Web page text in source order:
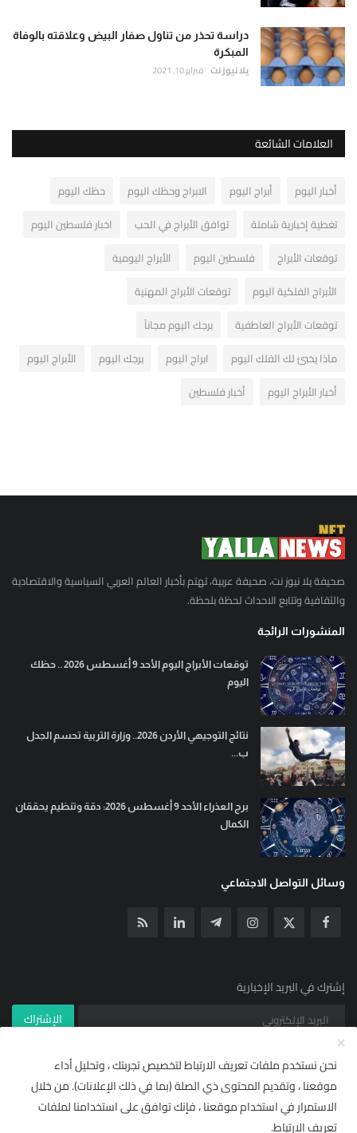
دراسة تحذر من تناول صفار البيض وعلاقته بالوفاة
المبكرة
يلا نيوز نت فبراير 10, 2021
العلامات الشائعة
أخبار اليوم أبراج اليوم الابراج وحظك اليوم
حظك اليوم
تغطية إخبارية شاملة
توافق الأبراج في الحب
اخبار فلسطين اليوم
توقعات الأبراج
فلسطين اليوم
الأبراج اليومية
الأبراج الفلكية اليوم
توقعات الأبراج المهنية
توقعات الأبراج العاطفية
برجك اليوم مجاناً
ماذا يخبئ لك الفلك اليوم
ابراج اليوم برجك اليوم
الأبراج اليوم
أخبار الأبراج اليوم
أخبار فلسطين
صحيفة يلا نيوز نت، صحيفة عربية، تهتم بأخبار العالم العربي السياسية والاقتصادية
والثقافية وتتابع الاحداث لحظة بلحظة.
المنشورات الرائجة
توقعات الأبراج اليوم الأحد 9 أغسطس 2026 .. حظك
اليوم
نتائج التوجيهي الأردن 2026.. وزارة التربية تحسم الجدل
ب...
برج العذراء الأحد 9 أغسطس 2026: دقة وتنظيم يحققان
الكمال
وسائل التواصل الاجتماعي
إشترك في البريد الإخبارية
الإشتراك
© جميع الحقوق محفوظة ل YallaNews net 2021
شروط خدمة RSS | يلا نيوز نت
نحن نستخدم ملفات تعريف الارتباط لتخصيص تجربتك ، وتحليل أداء
موقعنا ، وتقديم المحتوى ذي الصلة (بما في ذلك الإعلانات). من خلال
الاستمرار في استخدام موقعنا ، فإنك توافق على استخدامنا لملفات
تعريف الارتباط.
🌟 أضف "يلا نيوز نت" إلى مصادرك ×
تابع أحدث الأخبار والتقارير حصرياً ومباشرة من قسم